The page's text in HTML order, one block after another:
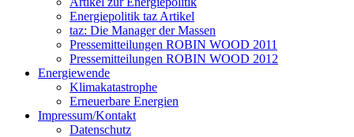
Energiepolitik taz Artikel
taz: Die Manager der Massen
Pressemitteilungen ROBIN WOOD 2011
Pressemitteilungen ROBIN WOOD 2012
Energiewende
Klimakatastrophe
Erneuerbare Energien
Impressum/Kontakt
Datenschutz